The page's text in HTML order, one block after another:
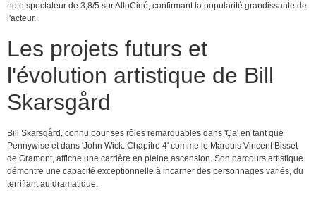
note spectateur de 3,8/5 sur AlloCiné, confirmant la popularité grandissante de
l'acteur.
Les projets futurs et
l'évolution artistique de Bill
Skarsgård
Bill Skarsgård, connu pour ses rôles remarquables dans 'Ça' en tant que
Pennywise et dans 'John Wick: Chapitre 4' comme le Marquis Vincent Bisset
de Gramont, affiche une carrière en pleine ascension. Son parcours artistique
démontre une capacité exceptionnelle à incarner des personnages variés, du
terrifiant au dramatique.